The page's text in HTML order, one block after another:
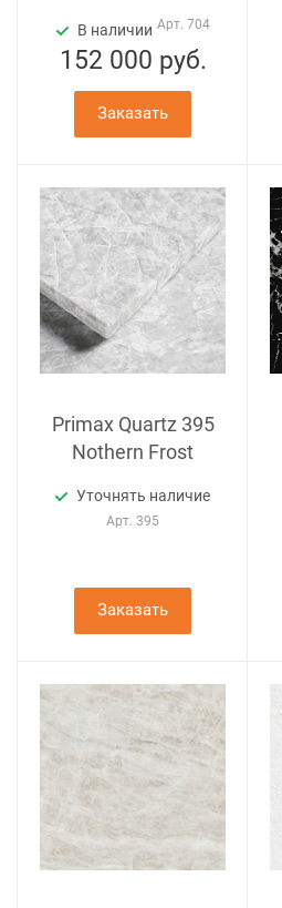
В наличии Арт. 704
152 000 руб.
Заказать
Primax Quartz 395
Nothern Frost
Уточнять наличие
Арт. 395
Заказать